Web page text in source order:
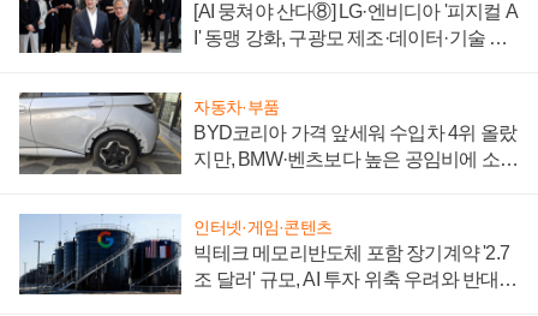
[AI 뭉쳐야 산다⑧] LG·엔비디아 '피지컬 A
I' 동맹 강화, 구광모 제조·데이터·기술 결
자동차·부품
BYD코리아 가격 앞세워 수입차 4위 올랐
지만, BMW·벤츠보다 높은 공임비에 소비
인터넷·게임·콘텐츠
빅테크 메모리반도체 포함 장기계약 '2.7
조 달러' 규모, AI 투자 위축 우려와 반대